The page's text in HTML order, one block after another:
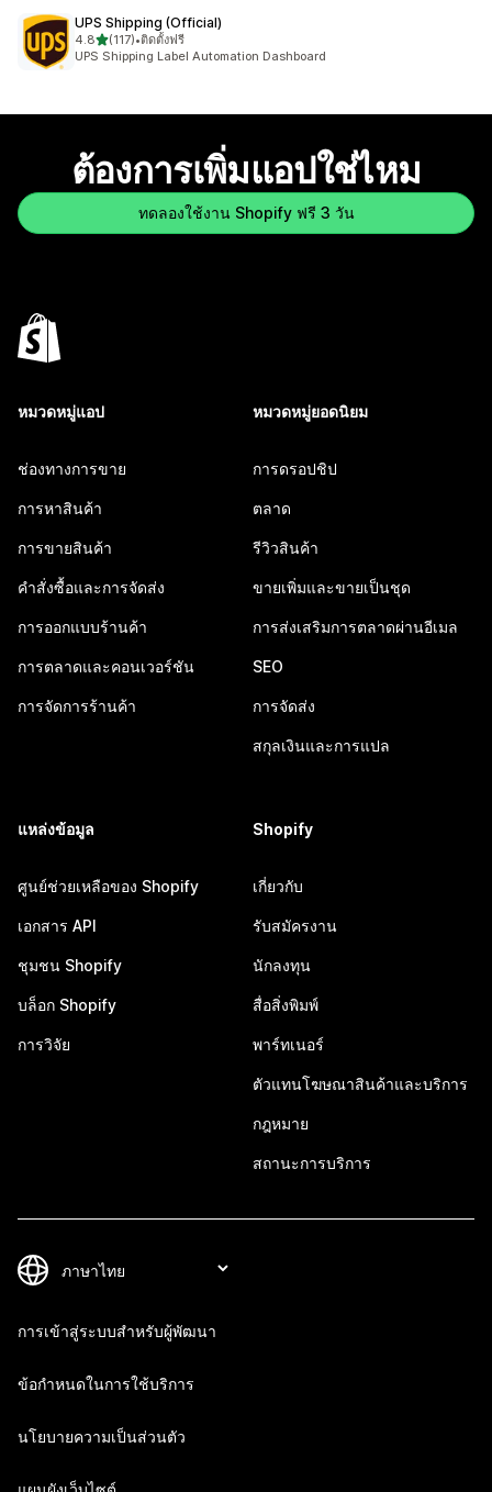
UPS Shipping (Official)
4.8เต็ม 5 ดาว
(117)
ทั้งหมด 117 รีวิว
•ติดตั้งฟรี
UPS Shipping Label Automation Dashboard
ต้องการเพิ่มแอปใช่ไหม
ทดลองใช้งาน Shopify ฟรี 3 วัน
หมวดหมู่แอป
ช่องทางการขาย
การหาสินค้า
การขายสินค้า
คำสั่งซื้อและการจัดส่ง
การออกแบบร้านค้า
การตลาดและคอนเวอร์ชัน
การจัดการร้านค้า
หมวดหมู่ยอดนิยม
การดรอปชิป
ตลาด
รีวิวสินค้า
ขายเพิ่มและขายเป็นชุด
การส่งเสริมการตลาดผ่านอีเมล
SEO
การจัดส่ง
สกุลเงินและการแปล
แหล่งข้อมูล
ศูนย์ช่วยเหลือของ Shopify
เอกสาร API
ชุมชน Shopify
บล็อก Shopify
การวิจัย
Shopify
เกี่ยวกับ
รับสมัครงาน
นักลงทุน
สื่อสิ่งพิมพ์
พาร์ทเนอร์
ตัวแทนโฆษณาสินค้าและบริการ
กฎหมาย
สถานะการบริการ
การเข้าสู่ระบบสำหรับผู้พัฒนา
ข้อกำหนดในการใช้บริการ
นโยบายความเป็นส่วนตัว